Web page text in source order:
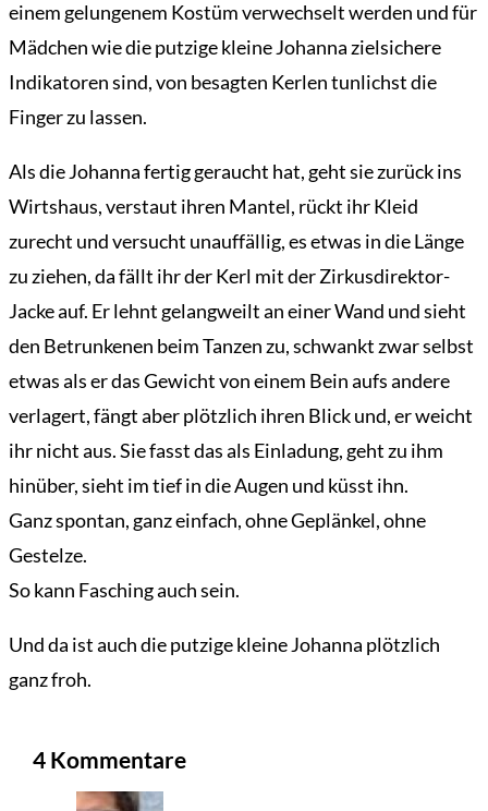
Übersicht
Bücher
Archiv
Reisen
Literarisches
Login/Anmelden
einem gelungenem Kostüm verwechselt werden und für
Mädchen wie die putzige kleine Johanna zielsichere
Indikatoren sind, von besagten Kerlen tunlichst die
Finger zu lassen.
Als die Johanna fertig geraucht hat, geht sie zurück ins
Wirtshaus, verstaut ihren Mantel, rückt ihr Kleid
zurecht und versucht unauffällig, es etwas in die Länge
zu ziehen, da fällt ihr der Kerl mit der Zirkusdirektor-
Jacke auf. Er lehnt gelangweilt an einer Wand und sieht
den Betrunkenen beim Tanzen zu, schwankt zwar selbst
etwas als er das Gewicht von einem Bein aufs andere
verlagert, fängt aber plötzlich ihren Blick und, er weicht
ihr nicht aus. Sie fasst das als Einladung, geht zu ihm
hinüber, sieht im tief in die Augen und küsst ihn.
Ganz spontan, ganz einfach, ohne Geplänkel, ohne
Gestelze.
So kann Fasching auch sein.
Und da ist auch die putzige kleine Johanna plötzlich
ganz froh.
4 Kommentare